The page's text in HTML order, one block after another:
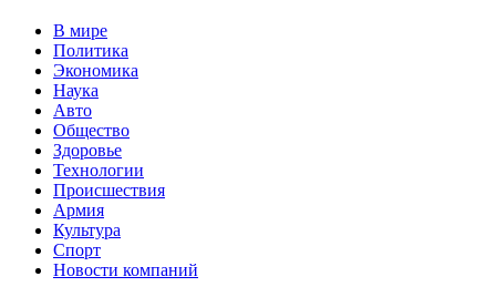
В мире
Политика
Экономика
Наука
Авто
Общество
Здоровье
Технологии
Происшествия
Армия
Культура
Спорт
Новости компаний